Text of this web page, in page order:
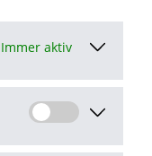
Immer aktiv
stimme ich den